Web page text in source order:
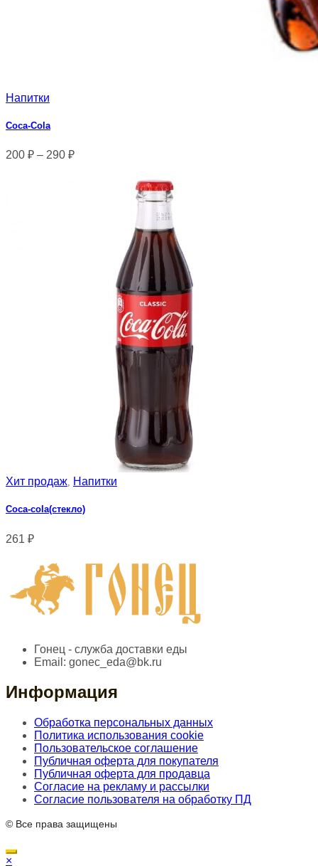
Напитки
Coca‑Cola
200 ₽ – 290 ₽
Хит продаж, Напитки
Сoca-cola(стекло)
261 ₽
Гонец - служба доставки еды
Email: gonec_eda@bk.ru
Информация
Обработка персональных данных
Политика использования cookie
Пользовательское соглашение
Публичная оферта для покупателя
Публичная оферта для продавца
Согласие на рекламу и рассылки
Согласие пользователя на обработку ПД
© Все права защищены
×